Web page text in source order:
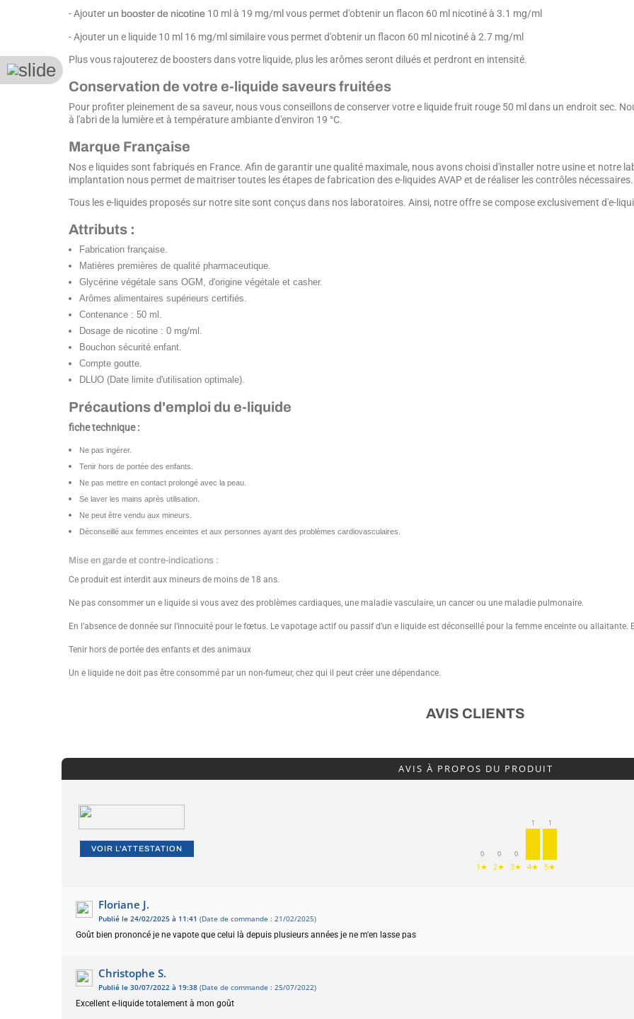
- Ajouter un booster de nicotine 10 ml à 19 mg/ml vous permet d'obtenir un flacon 60 ml nicotiné à 3.1 mg/ml
- Ajouter un e liquide 10 ml 16 mg/ml similaire vous permet d'obtenir un flacon 60 ml nicotiné à 2.7 mg/ml
Plus vous rajouterez de boosters dans votre liquide, plus les arômes seront dilués et perdront en intensité.
Conservation de votre e-liquide saveurs fruitées
Pour profiter pleinement de sa saveur, nous vous conseillons de conserver votre e liquide fruit rouge 50 ml dans un endroit sec.
à l'abri de la lumière et à température ambiante d'environ 19 °C.
Marque Française
Nos e liquides sont fabriqués en France. Afin de garantir une qualité maximale, nous avons choisi d'installer notre usine et notre
implantation nous permet de maitriser toutes les étapes de fabrication des e-liquides AVAP et de réaliser les contrôles nécessaires.
Tous les e-liquides proposés sur notre site sont conçus dans nos laboratoires. Ainsi, notre offre se compose exclusivement d'e-
Attributs :
Fabrication française.
Matières premières de qualité pharmaceutique.
Glycérine végétale sans OGM, d'origine végétale et casher.
Arômes alimentaires supérieurs certifiés.
Contenance : 50 ml.
Dosage de nicotine : 0 mg/ml.
Bouchon sécurité enfant.
Compte goutte.
DLUO (Date limite d'utilisation optimale).
Précautions d'emploi du e-liquide
fiche technique :
Ne pas ingérer.
Tenir hors de portée des enfants.
Ne pas mettre en contact prolongé avec la peau.
Se laver les mains après utilisation.
Ne peut être vendu aux mineurs.
Déconseillé aux femmes enceintes et aux personnes ayant des problèmes cardiovasculaires.
Mise en garde et contre-indications :
Ce produit est interdit aux mineurs de moins de 18 ans.
Ne pas consommer un e liquide si vous avez des problèmes cardiaques, une maladie vasculaire, un cancer ou une maladie pulmonaire.
En l’absence de donnée sur l’innocuité pour le fœtus. Le vapotage actif ou passif d’un e liquide est déconseillé pour la femme enceinte ou allaitante.
Tenir hors de portée des enfants et des animaux
Un e liquide ne doit pas être consommé par un non-fumeur, chez qui il peut créer une dépendance.
AVIS CLIENTS
AVIS À PROPOS DU PRODUIT
VOIR L'ATTESTATION
0
1★
0
2★
0
3★
1
4★
1
5★
Floriane J.
Publié le 24/02/2025 à 11:41 (Date de commande : 21/02/2025)
Goût bien prononcé je ne vapote que celui là depuis plusieurs années je ne m'en lasse pas
Christophe S.
Publié le 30/07/2022 à 19:38 (Date de commande : 25/07/2022)
Excellent e-liquide totalement à mon goût